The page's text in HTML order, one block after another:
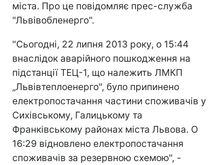
міста. Про це повідомляє прес-служба
"Львівобленерго".
"Сьогодні, 22 липня 2013 року, о 15:44
внаслідок аварійного пошкодження на
підстанції ТЕЦ-1, що належить ЛМКП
„Львівтеплоенерго", було припинено
електропостачання частини споживачів у
Сихівському, Галицькому та
Франківському районах міста Львова. О
16:29 відновлено електропостачання
споживачів за резервною схемою", -